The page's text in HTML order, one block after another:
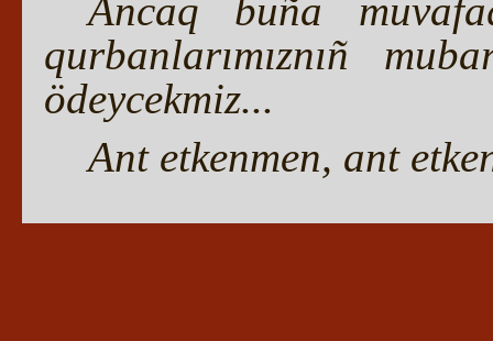
Ancaq buña
qurbanlarımıznıñ
ödeycekmiz...
Ant etkenmen, ant